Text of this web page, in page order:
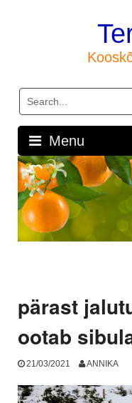
Menu
pärast
ootab
21/03/2021 ANNIKA